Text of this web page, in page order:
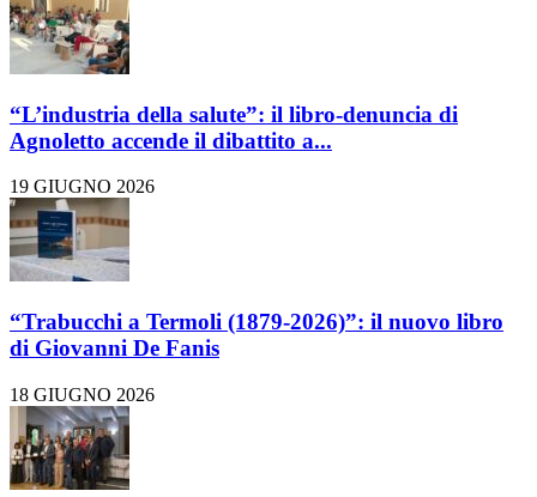
“L’industria della salute”: il libro-denuncia di
Agnoletto accende il dibattito a...
19 GIUGNO 2026
“Trabucchi a Termoli (1879-2026)”: il nuovo libro
di Giovanni De Fanis
18 GIUGNO 2026